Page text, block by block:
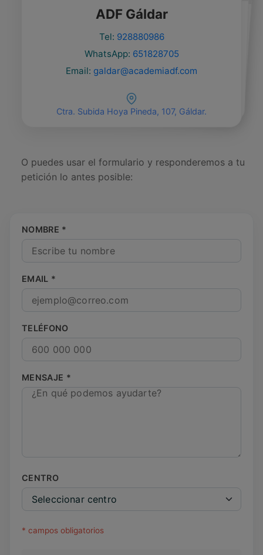
ADF Gáldar
Tel: 928880986
WhatsApp: 651828705
Email: galdar@academiadf.com
Ctra. Subida Hoya Pineda, 107, Gáldar.
Cife - San Gregorio
Tel:828026302
WhatsApp:614244047
telde@academiadf.com
Calle Rivero Bethencourt, 37, Telde.
E-Talent
828124412
WhatsApp:
Email:e-talent@academiadf.com
Calle Rivero Bethencourt, 37, Telde.
Formavanza
928170744
WhatsApp:605291392
Email:tamaraceite@academiadf.com
Ctra. de Teror, 41, Tamaraceite 35018 Las Palmas
de Gran Canaria, Las Palmas (Gran Canaria)
O puedes usar el formulario y responderemos a tu
petición lo antes posible:
NOMBRE *
EMAIL *
TELÉFONO
MENSAJE *
CENTRO
* campos obligatorios